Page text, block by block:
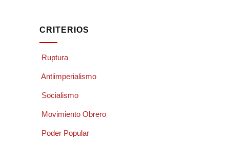
CRITERIOS
Ruptura
Antiimperialismo
Socialismo
Movimiento Obrero
Poder Popular